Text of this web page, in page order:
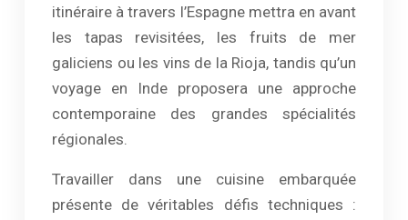
itinéraire à travers l’Espagne mettra en avant
les tapas revisitées, les fruits de mer
galiciens ou les vins de la Rioja, tandis qu’un
voyage en Inde proposera une approche
contemporaine des grandes spécialités
régionales.
Travailler dans une cuisine embarquée
présente de véritables défis techniques :